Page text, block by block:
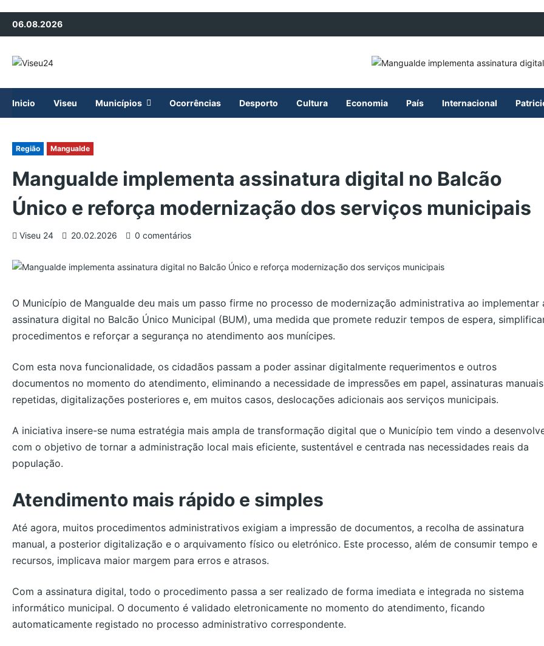
Avançar
conteúdo
06.08.2026
Inicio Viseu Municípios Ocorrências Desporto Cultura Economia País Internacional
Região Mangualde
Mangualde implementa assinatura digital no Balcão
Único e reforça modernização dos serviços municipais
Viseu 24 20.02.2026 0 comentários
O Município de Mangualde deu mais um passo firme no processo de modernização administrativa ao implementar
assinatura digital no Balcão Único Municipal (BUM), uma medida que promete reduzir tempos de espera,
procedimentos e reforçar a segurança no atendimento aos munícipes.
Com esta nova funcionalidade, os cidadãos passam a poder assinar digitalmente requerimentos e outros
documentos no momento do atendimento, eliminando a necessidade de impressões em papel, assinaturas manuais
repetidas, digitalizações posteriores e, em muitos casos, deslocações adicionais aos serviços municipais.
A iniciativa insere-se numa estratégia mais ampla de transformação digital que o Município tem vindo a
com o objetivo de tornar a administração local mais eficiente, sustentável e centrada nas necessidades reais da
população.
Atendimento mais rápido e simples
Até agora, muitos procedimentos administrativos exigiam a impressão de documentos, a recolha de assinatura
manual, a posterior digitalização e o arquivamento físico ou eletrónico. Este processo, além de consumir tempo e
recursos, implicava maior margem para erros e atrasos.
Com a assinatura digital, todo o procedimento passa a ser realizado de forma imediata e integrada no sistema
informático municipal. O documento é validado eletronicamente no momento do atendimento, ficando
automaticamente registado no processo administrativo correspondente.